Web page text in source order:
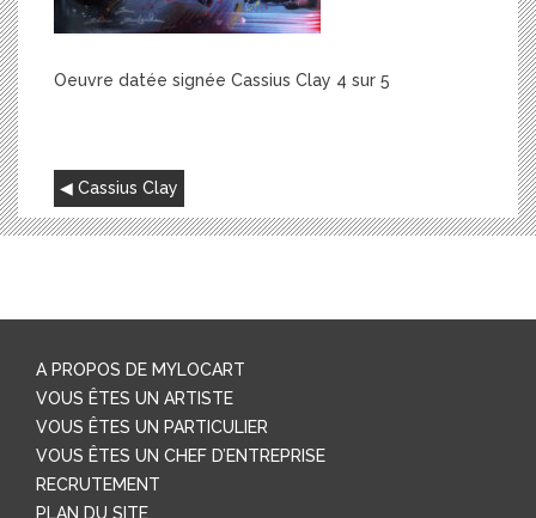
Oeuvre datée signée Cassius Clay 4 sur 5
NAVIGATION
DE
L’ARTICLE
Cassius Clay
A PROPOS DE MYLOCART
VOUS ÊTES UN ARTISTE
VOUS ÊTES UN PARTICULIER
VOUS ÊTES UN CHEF D’ENTREPRISE
RECRUTEMENT
PLAN DU SITE